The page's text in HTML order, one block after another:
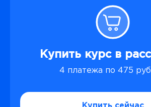
Купить курс в
4 платежа по 475